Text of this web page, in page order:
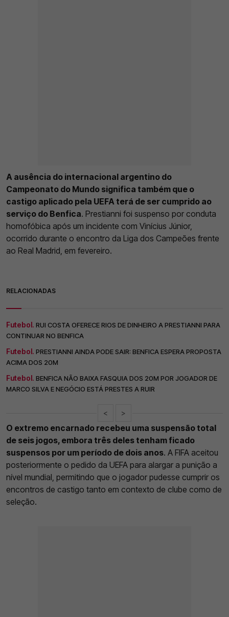
A ausência do internacional argentino do
Campeonato do Mundo significa também que o
castigo aplicado pela UEFA terá de ser cumprido ao
serviço do Benfica. Prestianni foi suspenso por conduta
homofóbica após um incidente com Vinícius Júnior,
ocorrido durante o encontro da Liga dos Campeões frente
ao Real Madrid, em fevereiro.
RELACIONADAS
Futebol. RUI COSTA OFERECE RIOS DE DINHEIRO A PRESTIANNI PARA
CONTINUAR NO BENFICA
Futebol. PRESTIANNI AINDA PODE SAIR: BENFICA ESPERA PROPOSTA
ACIMA DOS 20M
Futebol. BENFICA NÃO BAIXA FASQUIA DOS 20M POR JOGADOR DE
MARCO SILVA E NEGÓCIO ESTÁ PRESTES A RUIR
< >
O extremo encarnado recebeu uma suspensão total
de seis jogos, embora três deles tenham ficado
suspensos por um período de dois anos. A FIFA aceitou
posteriormente o pedido da UEFA para alargar a punição a
nível mundial, permitindo que o jogador pudesse cumprir os
encontros de castigo tanto em contexto de clube como de
seleção.